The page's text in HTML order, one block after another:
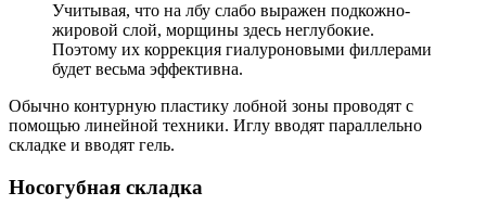
Учитывая, что на лбу слабо выражен подкожно-
жировой слой, морщины здесь неглубокие.
Поэтому их коррекция гиалуроновыми филлерами
будет весьма эффективна.
Обычно контурную пластику лобной зоны проводят с
помощью линейной техники. Иглу вводят параллельно
складке и вводят гель.
Носогубная складка